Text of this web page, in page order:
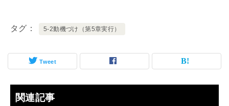
タグ 5-2動機づけ（第5章実行）
Tweet
関連記事